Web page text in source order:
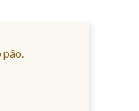
pão.